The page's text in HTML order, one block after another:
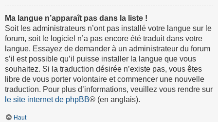
Ma langue n’apparaît pas dans la liste !
Soit les administrateurs n’ont pas installé votre langue sur le
forum, soit le logiciel n’a pas encore été traduit dans votre
langue. Essayez de demander à un administrateur du forum
s’il est possible qu’il puisse installer la langue que vous
souhaitez. Si la traduction désirée n’existe pas, vous êtes
libre de vous porter volontaire et commencer une nouvelle
traduction. Pour plus d’informations, veuillez vous rendre sur
le site internet de phpBB® (en anglais).
Haut